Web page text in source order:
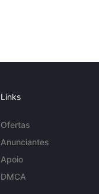
Links
Ofertas
Anunciantes
Apoio
DMCA